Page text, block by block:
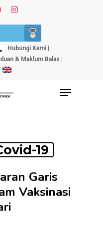
instagram
Hubungi Kami |
& Maklum Balas |
Menu
19
Garis
Vaksinasi